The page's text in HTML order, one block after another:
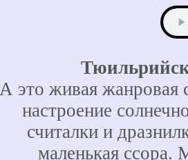
А это живая
настроение
считалки и
маленькая ссора.